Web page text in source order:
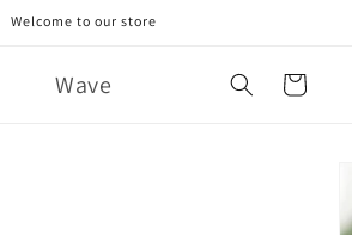
Welcome to our store
Wave Cart